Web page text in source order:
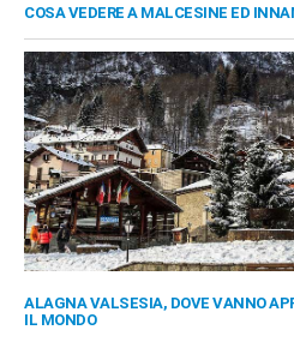
COSA VEDERE A MALCESINE ED
ALAGNA VALSESIA, DOVE VANNO
IL MONDO